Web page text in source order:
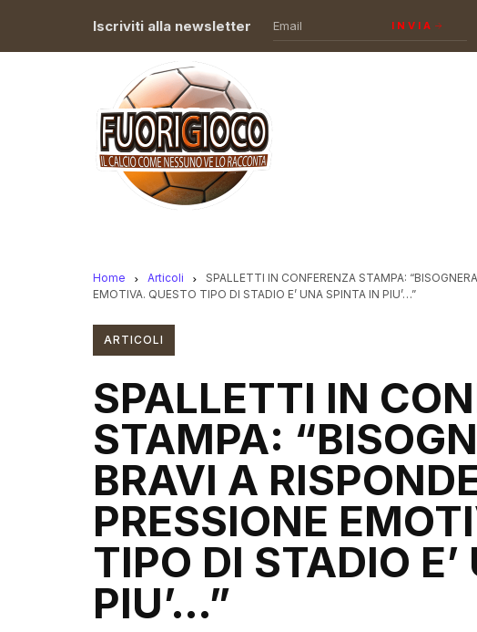
Iscriviti alla newsletter INVIA
Home Articoli
SPALLETTI IN CONFERENZA STAMPA:
EMOTIVA. QUESTO TIPO DI STADIO E’ UNA SPINTA IN PIU’…”
ARTICOLI
SPALLETTI IN
STAMPA:
BRAVI A
PRESSIONE
TIPO DI STADIO
PIU’…”